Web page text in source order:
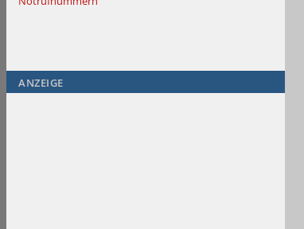
ANZEIGE